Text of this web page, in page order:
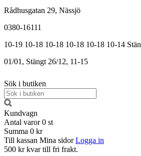
Rådhusgatan 29, Nässjö
0380-16111
10-19 10-18 10-18 10-18 10-18 10-14
01/01, Stängt 26/12, 11-15
Sök i butiken
Kundvagn
Antal varor 0 st
Summa 0 kr
Till kassan Mina sidor Logga in
500 kr kvar till fri frakt.